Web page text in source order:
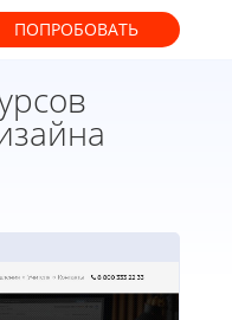
ПОПРОБОВАТЬ